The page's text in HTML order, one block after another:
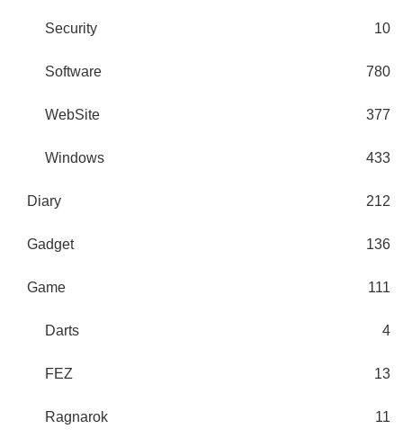
Security 10
Software 780
WebSite 377
Windows 433
Diary 212
Gadget 136
Game 111
Darts 4
FEZ 13
Ragnarok 11